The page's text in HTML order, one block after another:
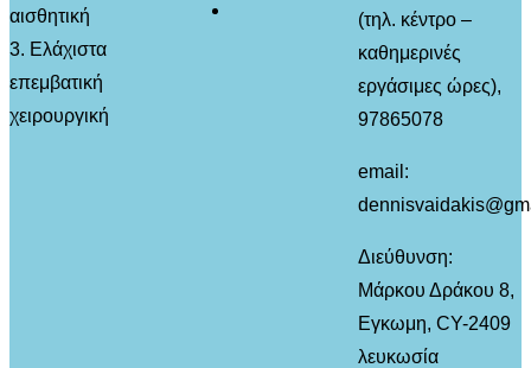
αισθητική
3. Ελάχιστα
επεμβατική
χειρουργική
(τηλ. κέντρο –
καθημερινές
εργάσιμες ώρες),
97865078
email:
Διεύθυνση:
Μάρκου Δράκου 8,
Εγκωμη, CY-2409
λευκωσία